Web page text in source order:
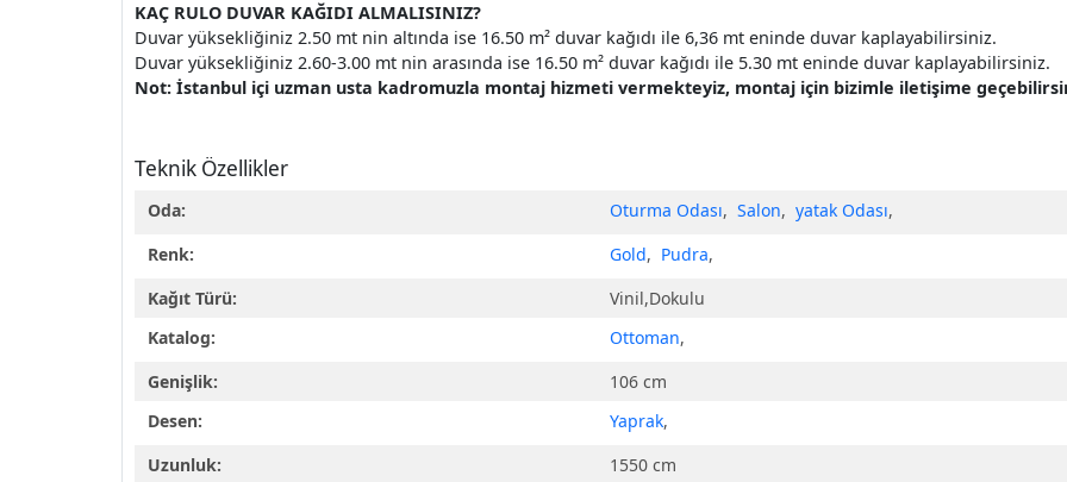
KAÇ RULO DUVAR KAĞIDI ALMALISINIZ?
Duvar yüksekliğiniz 2.50 mt nin altında ise 16.50 m² duvar kağıdı ile 6,36 mt eninde duvar kaplayabilirsiniz.
Duvar yüksekliğiniz 2.60-3.00 mt nin arasında ise 16.50 m² duvar kağıdı ile 5.30 mt eninde duvar kaplayabilirsiniz.
Not: İstanbul içi uzman usta kadromuzla montaj hizmeti vermekteyiz, montaj için bizimle iletişime
Teknik Özellikler
Oda: Oturma Odası, Salon, yatak Odası,
Renk:
Gold, Pudra,
Kağıt Türü:
Vinil,Dokulu
Katalog:
Ottoman,
Genişlik:
106 cm
Desen:
Yaprak,
Uzunluk:
1550 cm